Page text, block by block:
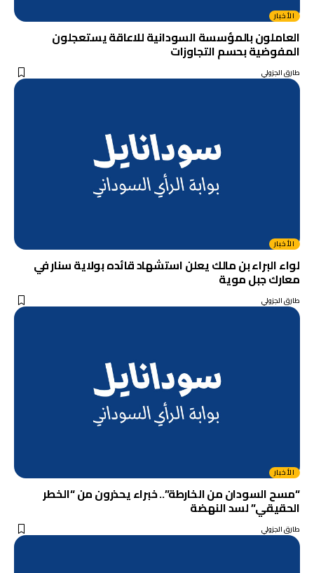
الأخبار
العاملون بالمؤسسة السودانية للاعاقة يستعجلون
المفوضية بحسم التجاوزات
طارق الجزولي
الأخبار
لواء البراء بن مالك يعلن استشهاد قائده بولاية سنار في
معارك جبل موية
طارق الجزولي
الأخبار
“مسح السودان من الخارطة”.. خبراء يحذرون من “الخطر
الحقيقي” لسد النهضة
طارق الجزولي